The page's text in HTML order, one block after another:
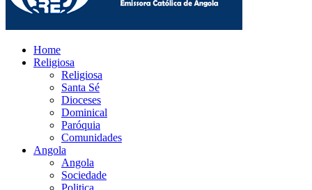
Home
Religiosa
Religiosa
Santa Sé
Dioceses
Dominical
Paróquia
Comunidades
Angola
Angola
Sociedade
Politica